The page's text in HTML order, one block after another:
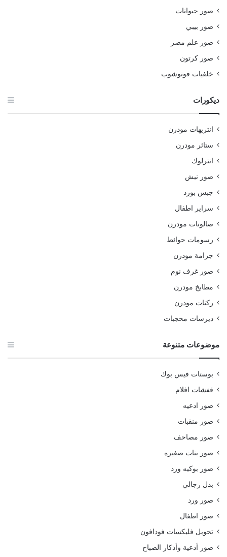
صور حيوانات
صور بيبي
صور علم مصر
صور كرتون
خلفيات فوتوشوب
ديكورات
انتريهات مودرن
ستائر مودرن
انترلوك
صور نيش
جبس بورد
سراير اطفال
صالونات مودرن
رسومات حوائط
جزامة مودرن
صور غرف نوم
مطابخ مودرن
ركنات مودرن
ديرسات محجبات
موضوعات متنوعة
بوستات فيس بوك
قفشات افلام
صور ادعيه
صور منقبات
صور مصاحف
صور بنات صغيره
صور بوكيه ورد
بدل رجالي
صور ورد
صور اطفال
تحويل فليكسات فودافون
صور أدعية وأذكار الصباح